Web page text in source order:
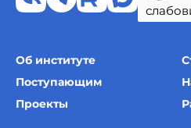
Об институте
Поступающим
Проекты